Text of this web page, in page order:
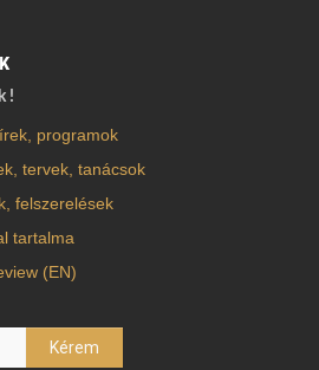
!
programok
tervek, tanácsok
felszerelések
tartalma
(EN)